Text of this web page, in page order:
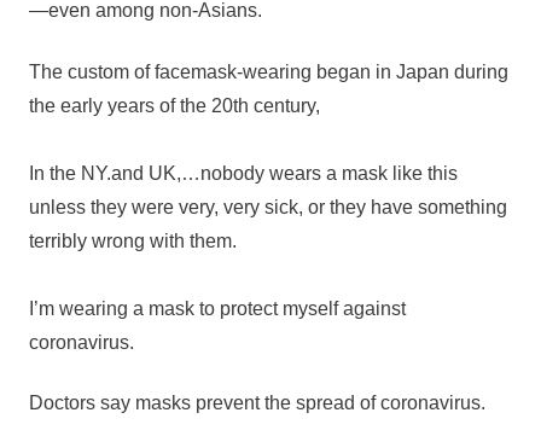
—even among non-Asians.
The custom of facemask-wearing began in Japan during
the early years of the 20th century,
In the NY.and UK,…nobody wears a mask like this
unless they were very, very sick, or they have something
terribly wrong with them.
I’m wearing a mask to protect myself against
coronavirus.
Doctors say masks prevent the spread of coronavirus.